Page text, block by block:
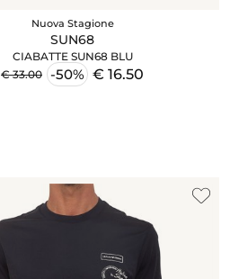
Nuova Stagione
SUN68
CIABATTE SUN68 BLU
€ 33.00 -50% € 16.50